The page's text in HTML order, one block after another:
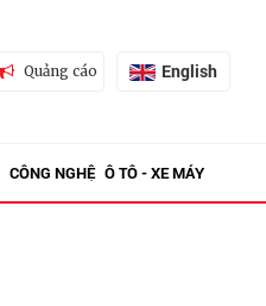
Quảng cáo English
CÔNG NGHỆ Ô TÔ - XE MÁY